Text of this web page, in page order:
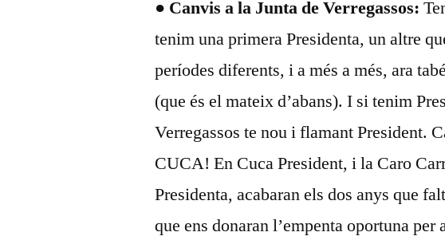
● Canvis a la Junta de Verregassos:
tenim una primera Presidenta, un altre
períodes diferents, i a més a més, ara
(que és el mateix d’abans). I si tenim
Verregassos te nou i flamant President.
CUCA! En Cuca President, i la Caro
Presidenta, acabaran els dos anys que
que ens donaran l’empenta oportuna